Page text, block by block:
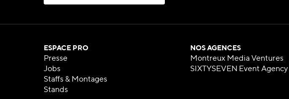
S'ABONNER À LA NEWSLETTER
ESPACE PRO
Presse
Jobs
Staffs & Montages
Stands
NOS AGENCES
Montreux Media Ventures
SIXTYSEVEN Event Agency